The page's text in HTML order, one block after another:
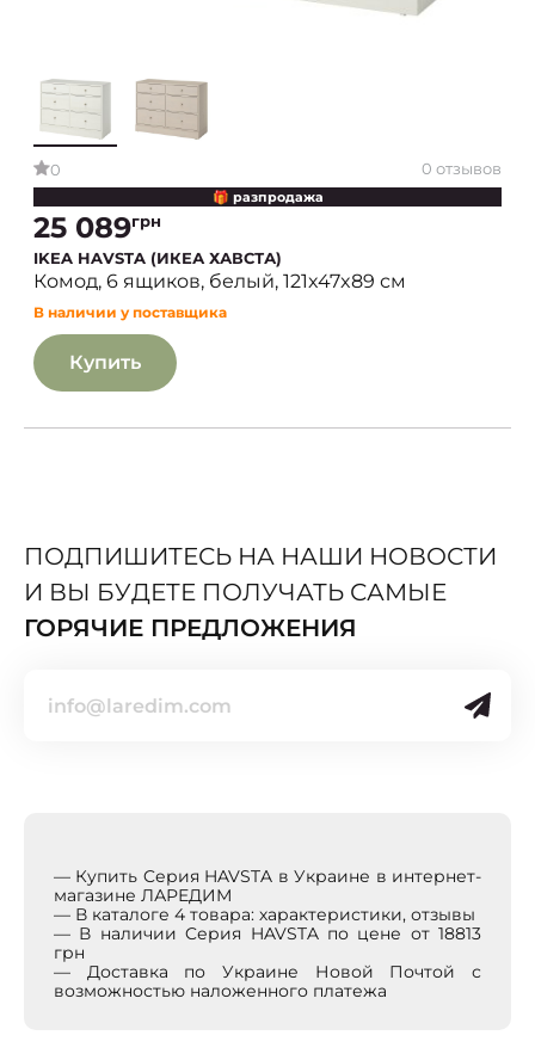
0 0 отзывов
🎁 разпродажа
25 089грн
IKEA HAVSTA (ИКЕА ХАВСТА)
Комод, 6 ящиков, белый, 121x47x89 см
В наличии у поставщика
Купить
ПОДПИШИТЕСЬ НА НАШИ НОВОСТИ
И ВЫ БУДЕТЕ ПОЛУЧАТЬ САМЫЕ
ГОРЯЧИЕ ПРЕДЛОЖЕНИЯ
— Купить Cерия HAVSTA в Украине в интернет-
магазине ЛАРЕДИМ
— В каталоге 4 товара: характеристики, отзывы
— В наличии Cерия HAVSTA по цене от 18813
грн
— Доставка по Украине Новой Почтой с
возможностью наложенного платежа